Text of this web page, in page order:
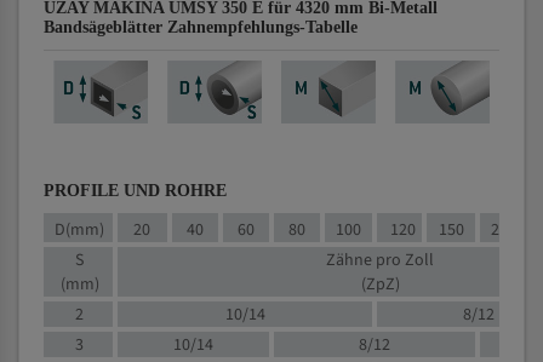
UZAY MAKINA UMSY 350 E für 4320 mm Bi-Metall
Bandsägeblätter Zahnempfehlungs-Tabelle
PROFILE UND ROHRE
D(mm) 20 40 60 80 100 120 150 200
S
(mm)
Zähne pro Zoll
(ZpZ)
2
10/14
8/12
3
10/14 8/12